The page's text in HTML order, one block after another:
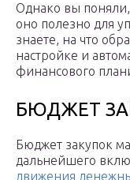
Однако вы
оно полезно для
знаете, на что
настройке и
финансового
БЮДЖЕТ
Бюджет закупок
дальнейшего
движения